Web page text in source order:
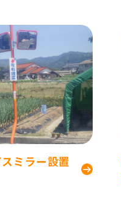
ミラー設置